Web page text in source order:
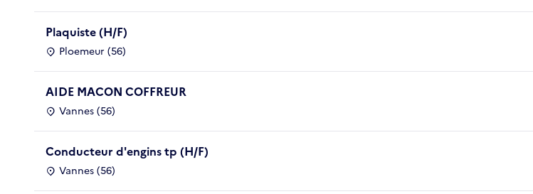
Plaquiste (H/F)
Ploemeur (56)
AIDE MACON COFFREUR
Vannes (56)
Conducteur d'engins tp (H/F)
Vannes (56)